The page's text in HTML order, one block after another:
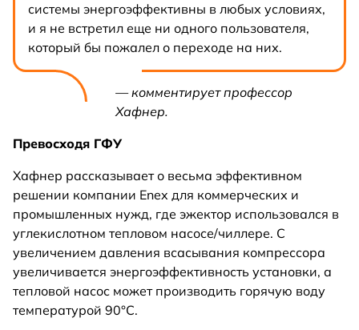
системы энергоэффективны в любых условиях,
и я не встретил еще ни одного пользователя,
который бы пожалел о переходе на них.
— комментирует профессор
Хафнер.
Превосходя ГФУ
Хафнер рассказывает о весьма эффективном
решении компании Enex для коммерческих и
промышленных нужд, где эжектор использовался в
углекислотном тепловом насосе/чиллере. С
увеличением давления всасывания компрессора
увеличивается энергоэффективность установки, а
тепловой насос может производить горячую воду
температурой 90°С.